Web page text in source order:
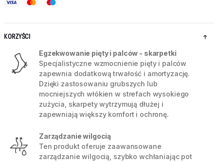
KORZYŚCI
Egzekwowanie pięty i palców - skarpetki
Specjalistyczne wzmocnienie pięty i palców
zapewnia dodatkową trwałość i amortyzację.
Dzięki zastosowaniu grubszych lub
mocniejszych włókien w strefach wysokiego
zużycia, skarpety wytrzymują dłużej i
zapewniają większy komfort i ochronę.
Zarządzanie wilgocią
Ten produkt oferuje zaawansowane
zarządzanie wilgocią, szybko wchłaniając pot